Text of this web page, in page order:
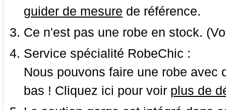
guider de mesure de référence.
Ce n'est pas une robe en stock.
Service spécialité RobeChic :
Nous pouvons faire une robe
bas ! Cliquez ici pour voir plus de